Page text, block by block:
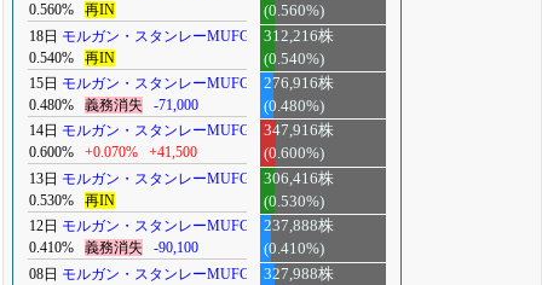
0.560%
再IN
(0.560%)
18日 モルガン・スタンレーMUFG
0.540%
再IN
312,216株
(0.540%)
15日 モルガン・スタンレーMUFG
0.480%
義務消失 -71,000
276,916株
(0.480%)
14日 モルガン・スタンレーMUFG
0.600%
+0.070% +41,500
347,916株
(0.600%)
13日 モルガン・スタンレーMUFG
0.530%
再IN
306,416株
(0.530%)
12日 モルガン・スタンレーMUFG
0.410%
義務消失 -90,100
237,888株
(0.410%)
08日 モルガン・スタンレーMUFG
327,988株